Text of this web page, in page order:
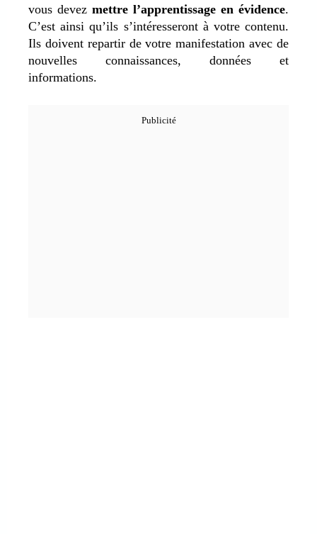
vous devez mettre l’apprentissage en évidence.
C’est ainsi qu’ils s’intéresseront à votre contenu.
Ils doivent repartir de votre manifestation avec de
nouvelles connaissances, données et
informations.